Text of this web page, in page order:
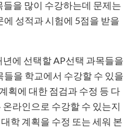
을 많이 수강하는데 문제는
성적과 시험에 5점을 받을
에 선택할 AP선택 과목들을
을 학교에서 수강할 수 있을
획에 대한 점검과 수정 등 다
라인으로 수강할 수 있는지
학 계획을 수정 또는 세워 본